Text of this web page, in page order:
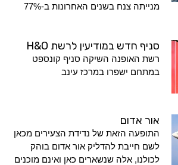
מנייתה צנח בשנים האחרונות ב-77%
סניף חדש במודיעין לרשת H&O
רשת האופנה השיקה סניף קונספט
במתחם ישפרו במרכז עינב
אור אדום
התופעה הזאת של נדידת הצעירים מכאן
לשם חייבת להדליק אור אדום בוהק
לכולנו, אלה שנשארים כאן ואינם מוכנים